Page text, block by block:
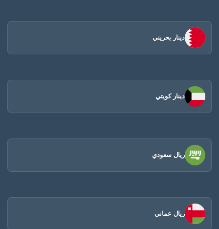
دينار بحريني
دينار كويتي
ريال سعودي
ريال عماني